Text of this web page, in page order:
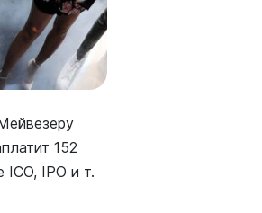
152
IPO и т.